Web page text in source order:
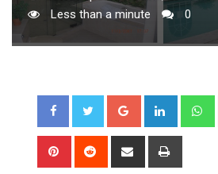
Less than a minute
0
Google+ LinkedIn
Pinterest Reddit
Share